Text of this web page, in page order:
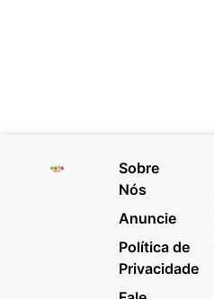
Sobre
Nós
Anuncie
Política de
Privacidade